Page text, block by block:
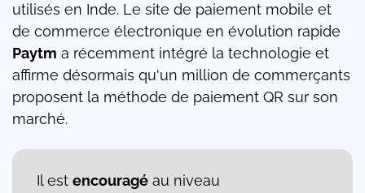
utilisés en Inde. Le site de paiement mobile et
de commerce électronique en évolution rapide
Paytm a récemment intégré la technologie et
affirme désormais qu'un million de commerçants
proposent la méthode de paiement QR sur son
marché.
Il est encouragé au niveau